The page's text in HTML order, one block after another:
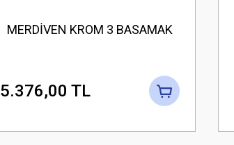
MERDİVEN KROM 3 BASAMAK
5.376,00 TL